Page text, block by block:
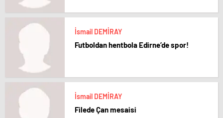
İsmail DEMİRAY
Futboldan hentbola Edirne’de spor!
İsmail DEMİRAY
Filede Çan mesaisi